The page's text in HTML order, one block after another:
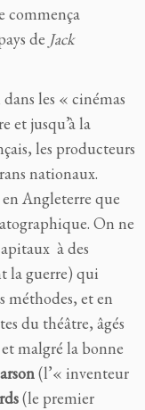
commença
de Jack
les « cinémas
et jusqu’à la
les producteurs
nationaux.
Angleterre que
On ne
à des
la guerre) qui
méthodes, et en
du théâtre, âgés
malgré la bonne
(l’« inventeur
(le premier